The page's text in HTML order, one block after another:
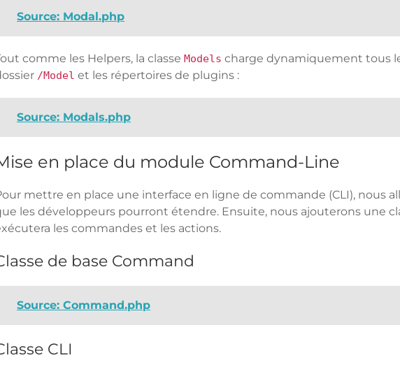
Source: Modal.php
comme les Helpers, la classe Models charge dynamiquement tous
/Model et les répertoires de plugins :
Source: Modals.php
en place du module Command-Line
mettre en place une interface en ligne de commande (CLI), nous
les développeurs pourront étendre. Ensuite, nous ajouterons une
les commandes et les actions.
de base Command
Source: Command.php
CLI